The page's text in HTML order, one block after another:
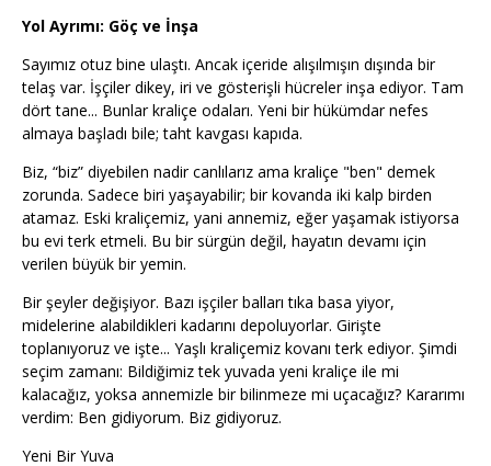
Yol Ayrımı: Göç ve İnşa
Sayımız otuz bine ulaştı. Ancak içeride alışılmışın dışında bir
telaş var. İşçiler dikey, iri ve gösterişli hücreler inşa ediyor. Tam
dört tane... Bunlar kraliçe odaları. Yeni bir hükümdar nefes
almaya başladı bile; taht kavgası kapıda.
Biz, “biz” diyebilen nadir canlılarız ama kraliçe "ben" demek
zorunda. Sadece biri yaşayabilir; bir kovanda iki kalp birden
atamaz. Eski kraliçemiz, yani annemiz, eğer yaşamak istiyorsa
bu evi terk etmeli. Bu bir sürgün değil, hayatın devamı için
verilen büyük bir yemin.
Bir şeyler değişiyor. Bazı işçiler balları tıka basa yiyor,
midelerine alabildikleri kadarını depoluyorlar. Girişte
toplanıyoruz ve işte... Yaşlı kraliçemiz kovanı terk ediyor. Şimdi
seçim zamanı: Bildiğimiz tek yuvada yeni kraliçe ile mi
kalacağız, yoksa annemizle bir bilinmeze mi uçacağız? Kararımı
verdim: Ben gidiyorum. Biz gidiyoruz.
Yeni Bir Yuva